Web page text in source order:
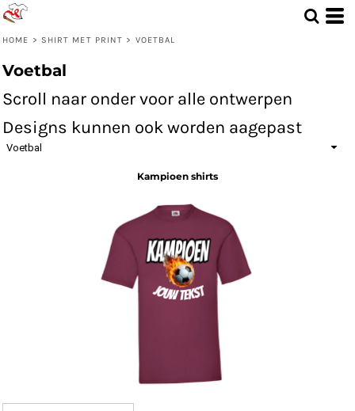
HOME > SHIRT MET PRINT > VOETBAL
Voetbal
Scroll naar onder voor alle ontwerpen
Designs kunnen ook worden aagepast
Voetbal
Kampioen shirts
Standaard
Price: Lowest First
Price: Highest First